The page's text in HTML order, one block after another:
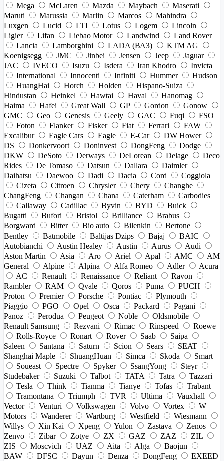
Mega
McLaren Mazda Maybach
Maserati
Maruti
Marussia Marlin Marcos
Mahindra
Luxgen
Lucid LTI Lotus Logem
Lincoln
Ligier
Lifan Liebao Motor Landwind
Land Rover
Lancia
Lamborghini LADA (ВАЗ)
KTM AG
Koenigsegg
JMC Jinbei Jensen Jeep
Jaguar
JAC
IVECO Isuzu Isdera Iran Khodro
Invicta
International
Innocenti Infiniti Hummer
Hudson
HuangHai
Horch Holden
Hispano-Suiza
Hindustan
Heinkel Hawtai Haval
Hanomag
Haima
Hafei Great Wall GP Gordon
Gonow
GMC
Geo Genesis Geely GAC Fuqi
FSO
Foton
Flanker Fisker Fiat Ferrari
FAW
Excalibur
Eagle Cars Eagle E-Car
DW Hower
DS
Donkervoort Doninvest DongFeng
Dodge
DKW
DeSoto Derways DeLorean Delage
Deco
Rides
De Tomaso Datsun Dallara
Daimler
Daihatsu
Daewoo Dadi Dacia Cord
Coggiola
Cizeta
Citroen Chrysler Chery
Changhe
ChangFeng
Changan Chana Caterham
Carbodies
Callaway
Cadillac Byvin BYD
Buick
Bugatti
Bufori Bristol Brilliance
Brabus
Borgward
Bitter Bio auto Bilenkin
Bertone
Bentley
Batmobile Baltijas Dzips Bajaj
BAIC
Autobianchi
Austin Healey Austin Aurus
Audi
Aston Martin
Asia Aro Ariel Apal AMC
AM
General
Alpine Alpina Alfa Romeo Adler
Acura
AC
Renault Renaissance Reliant
Ravon
Rambler
RAM Qvale Qoros Puma
PUCH
Proton
Premier Porsche Pontiac
Plymouth
Piaggio
PGO Opel Osca Packard
Pagani
Panoz
Perodua Peugeot Noble
Oldsmobile
Renault Samsung
Rezvani Rimac Rinspeed
Roewe
Rolls-Royce
Ronart Rover Saab
Saipa
Saleen
Santana Saturn Scion Sears
SEAT
Shanghai Maple
ShuangHuan Simca Skoda
Smart
Soueast
Spectre Spyker SsangYong
Steyr
Studebaker
Suzuki Talbot TATA Tatra
Tazzari
Tesla
Think Tianma Tianye Tofas
Trabant
Tramontana
Triumph TVR Ultima
Vauxhall
Vector
Venturi Volkswagen Volvo Vortex
W
Motors
Wanderer Wartburg Westfield
Wiesmann
Willys
Xin Kai Xpeng Yulon Zastava
Zenos
Zenvo
Zibar Zotye ZX GAZ ZAZ
ZIL
ZIS
Moscvich UAZ Aita Alga
Baojun
BAW
DFSC Dayun Denza DongFeng
EXEED